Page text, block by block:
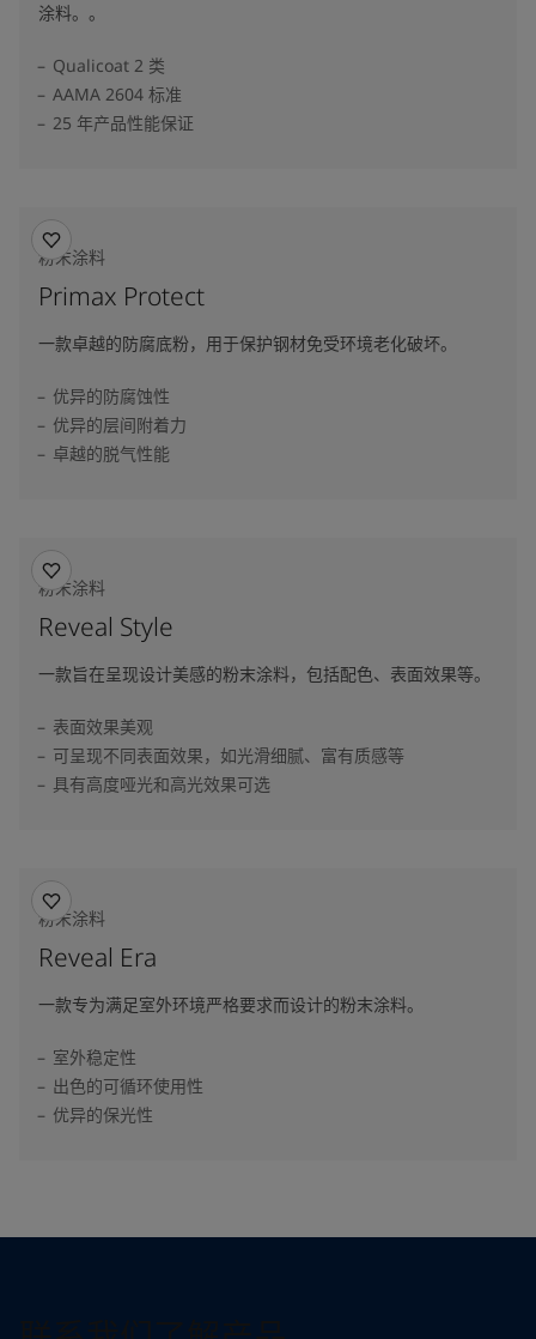
涂料。。
Qualicoat 2 类
AAMA 2604 标准
25 年产品性能保证
粉末涂料
Primax Protect
一款卓越的防腐底粉，用于保护钢材免受环境老化破坏。
优异的防腐蚀性
优异的层间附着力
卓越的脱气性能
粉末涂料
Reveal Style
一款旨在呈现设计美感的粉末涂料，包括配色、表面效果等。
表面效果美观
可呈现不同表面效果，如光滑细腻、富有质感等
具有高度哑光和高光效果可选
粉末涂料
Reveal Era
一款专为满足室外环境严格要求而设计的粉末涂料。
室外稳定性
出色的可循环使用性
优异的保光性